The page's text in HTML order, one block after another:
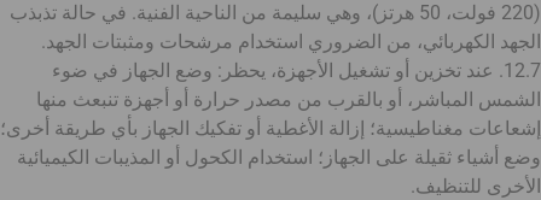
(220 فولت، 50 هرتز)، وهي سليمة من الناحية الفنية. في حالة تذبذب
الجهد الكهربائي، من الضروري استخدام مرشحات ومثبتات الجهد.
12.7. عند تخزين أو تشغيل الأجهزة، يحظر: وضع الجهاز في ضوء
الشمس المباشر، أو بالقرب من مصدر حرارة أو أجهزة تنبعث منها
إشعاعات مغناطيسية؛ إزالة الأغطية أو تفكيك الجهاز بأي طريقة أخرى؛
وضع أشياء ثقيلة على الجهاز؛ استخدام الكحول أو المذيبات الكيميائية
الأخرى للتنظيف.